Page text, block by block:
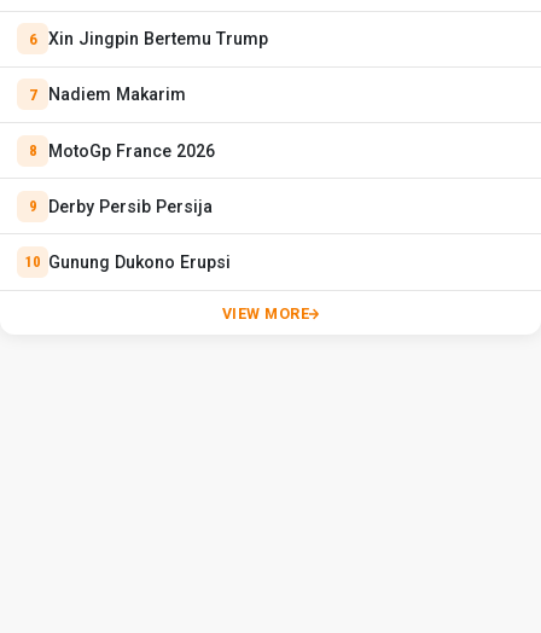
Xin Jingpin Bertemu Trump
Nadiem Makarim
MotoGp France 2026
Derby Persib Persija
Gunung Dukono Erupsi
VIEW MORE